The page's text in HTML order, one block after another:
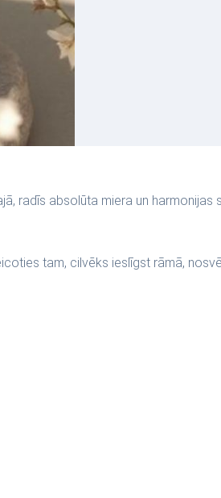
radīs absolūta miera un harmonijas
tam, cilvēks ieslīgst rāmā,